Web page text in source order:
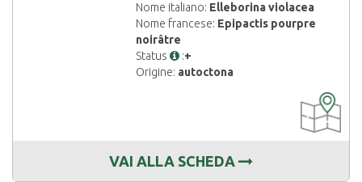
Nome italiano: Elleborina violacea
Nome francese: Epipactis pourpre
noirâtre
Status
:+
Origine: autoctona
DISPONIBILE
VAI ALLA SCHEDA